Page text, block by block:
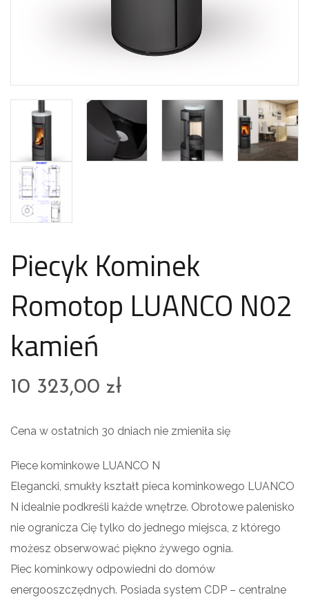
Piecyk Kominek
Romotop LUANCO N02
kamień
10 323,00 zł
Cena w ostatnich 30 dniach nie zmieniła się
Piece kominkowe LUANCO N
Elegancki, smukły kształt pieca kominkowego LUANCO
N idealnie podkreśli każde wnętrze. Obrotowe palenisko
nie ogranicza Cię tylko do jednego miejsca, z którego
możesz obserwować piękno żywego ognia.
Piec kominkowy odpowiedni do domów
energooszczędnych. Posiada system CDP – centralne